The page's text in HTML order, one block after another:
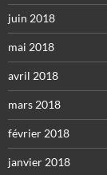
juin 2018
mai 2018
avril 2018
mars 2018
février 2018
janvier 2018